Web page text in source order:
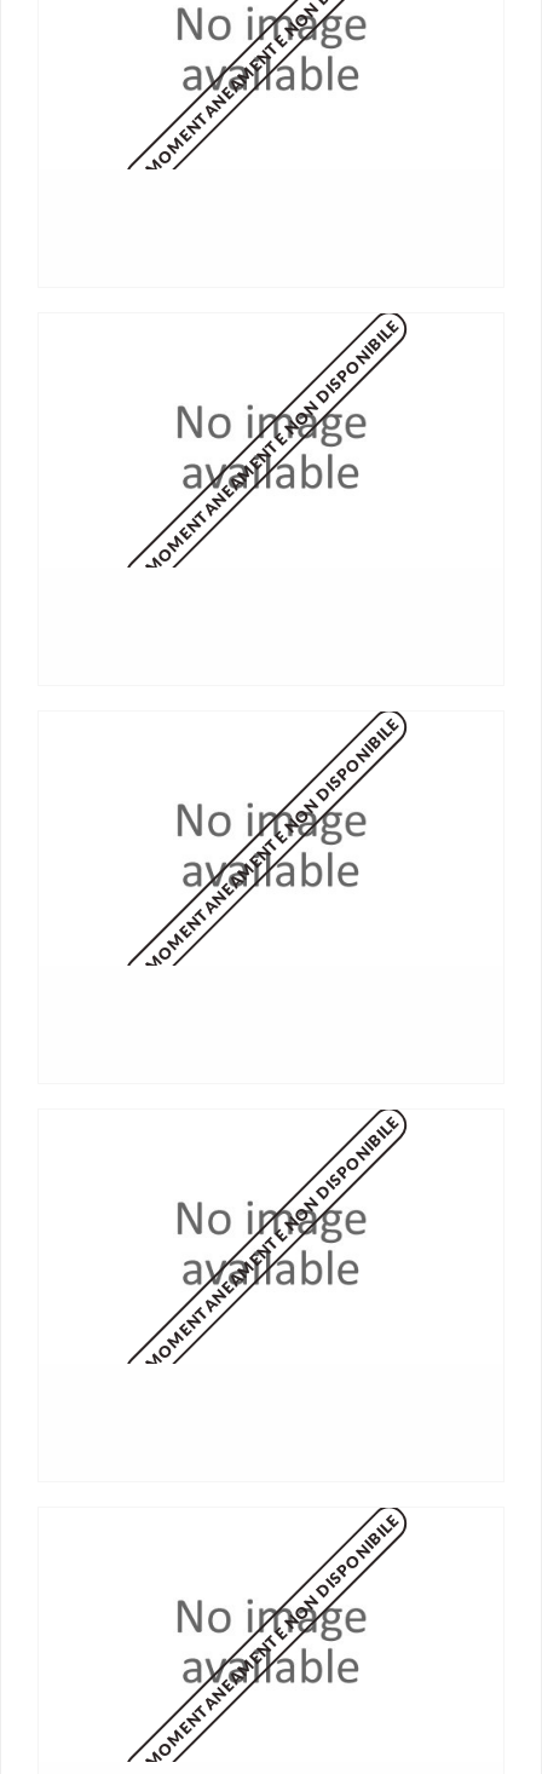
MOMENTANEAMENTE NON DISPONIBILE
MOMENTANEAMENTE NON DISPONIBILE
MOMENTANEAMENTE NON DISPONIBILE
MOMENTANEAMENTE NON DISPONIBILE